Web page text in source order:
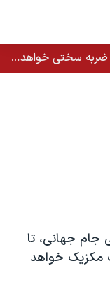
نخست وزیر اسرائيل: اگر رژیم ایران حمله کند ضربه سختی خواهد خورد
جام جهانی، تا
مکزیک خواهد